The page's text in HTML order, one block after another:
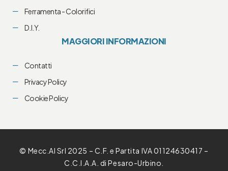
Ferramenta - Colorifici
D.I.Y.
MAGGIORI INFORMAZIONI
Contatti
Privacy Policy
Cookie Policy
© Mecc.Al Srl 2025 – C.F. e Partita IVA 01124630417 –
C.C.I.A.A. di Pesaro-Urbino.